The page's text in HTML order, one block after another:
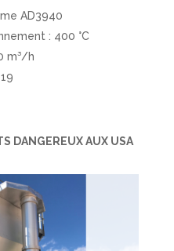
AD3940
: 400 °C
m³/h
DANGEREUX AUX USA